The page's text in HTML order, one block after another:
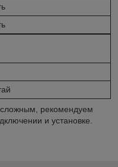
сложным, рекомендуем
и установке.